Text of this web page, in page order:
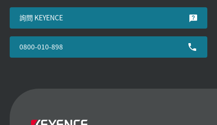
詢問 KEYENCE
0800-010-898